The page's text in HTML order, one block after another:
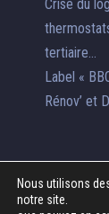
Crise du
tertiaire…
Label «
Rénov’ et
Nous utilisons
notre site.